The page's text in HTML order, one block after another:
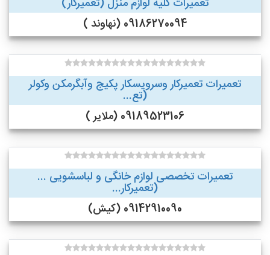
تعمیرات کلیه لوازم منزل (تعمیرکار)
09186270094 (نهاوند )
تعمیرات تعمیرکار وسرویسکار پکیج وآبگرمکن وکولر
(تع...
09189523106 (ملایر )
تعمیرات تخصصی لوازم خانگی و لباسشویی ...
(تعمیرکار...
09142910090 (کیش)